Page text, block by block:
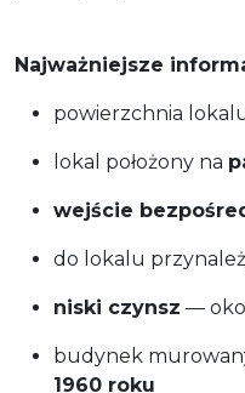
Najważniejsze
powierzchnia
lokal położony na
wejście
do lokalu
niski czynsz —
budynek
1960 roku